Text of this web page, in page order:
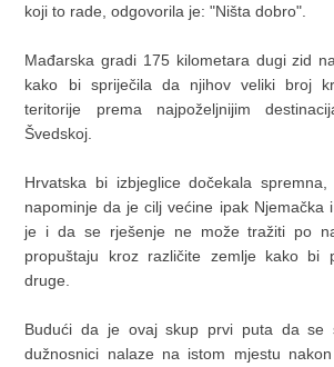
koji to rade, odgovorila je: "Ništa dobro".
Mađarska gradi 175 kilometara dugi zid
kako bi spriječila da njihov veliki broj
teritorije prema najpoželjnijim
Švedskoj.
Hrvatska bi izbjeglice dočekala
napominje da je cilj većine ipak Njemačka
je i da se rješenje ne može tražiti po
propuštaju kroz različite zemlje kako bi
druge.
Budući da je ovaj skup prvi puta da se
dužnosnici nalaze na istom mjestu